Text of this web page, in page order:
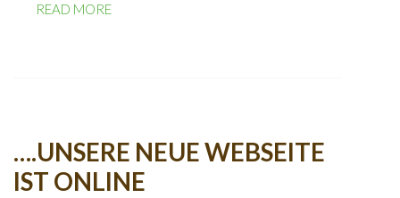
READ MORE
….UNSERE NEUE WEBSEITE
IST ONLINE